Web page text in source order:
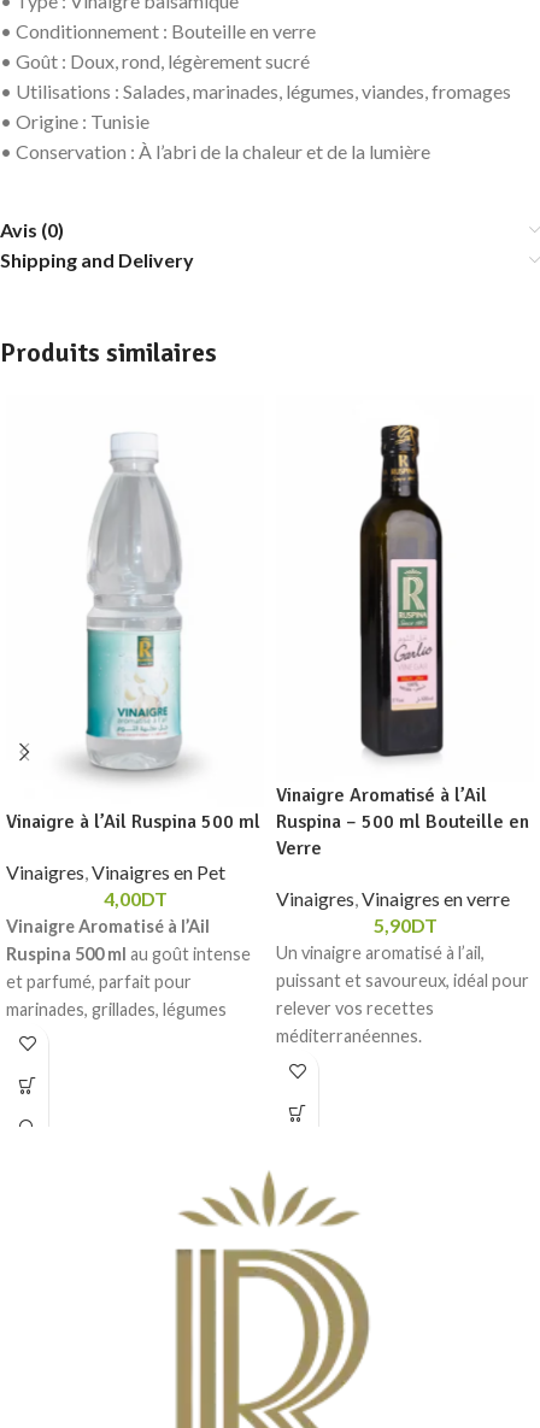
• Conditionnement : Bouteille en verre
• Goût : Doux, rond, légèrement sucré
• Utilisations : Salades, marinades, légumes, viandes, fromages
• Origine : Tunisie
• Conservation : À l’abri de la chaleur et de la lumière
Avis (0)
Shipping and Delivery
Produits similaires
Vinaigre à l’Ail Ruspina 500 ml
Vinaigres Vinaigres en Pet
4,00DT
Vinaigre Aromatisé à l’Ail
Ruspina 500 ml au goût intense
et parfumé, parfait pour
marinades, grillades, légumes
rôtis et sauces maison. Une
toutes vos préparation
Vinaigre Aromatisé à l’Ail
Ruspina – 500 ml Bouteille en
Verre
Vinaigres,Vinaigres en verre
5,90DT
Un vinaigre aromatisé à l’ail,
puissant et savoureux, idéal pour
relever vos recettes
méditerranéennes.